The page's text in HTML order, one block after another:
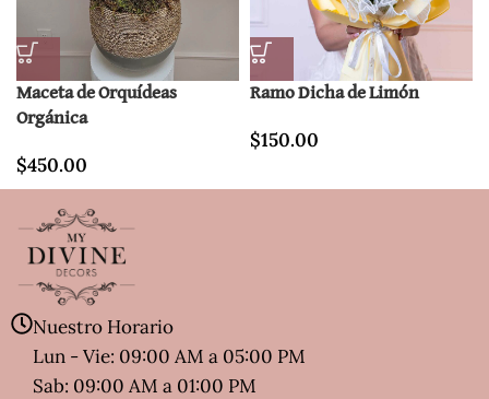
Maceta de Orquídeas
Orgánica
$450.00
Ramo Dicha de Limón
$150.00
Nuestro Horario
Lun - Vie: 09:00 AM a 05:00 PM
Sab: 09:00 AM a 01:00 PM